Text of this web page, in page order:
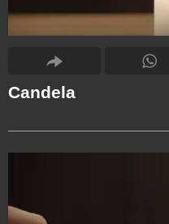
Candela